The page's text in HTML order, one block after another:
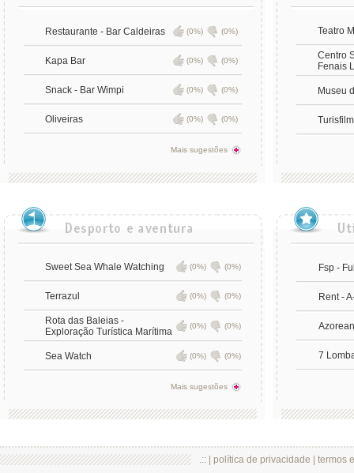
Restaurante - Bar Caldeiras (0%) (0%)
Kapa Bar (0%) (0%)
Snack - Bar Wimpi (0%) (0%)
Oliveiras (0%) (0%)
Mais sugestões
Teatro
Centro
Fenais
Museu
Sweet Sea Whale Watching (0%) (0%)
Terrazul (0%) (0%)
Rota das Baleias -
Exploração Turística Marítima
(0%) (0%)
Sea Watch (0%) (0%)
Mais sugestões
Fsp -
Rent -
7
.:: | política de privacidade termos